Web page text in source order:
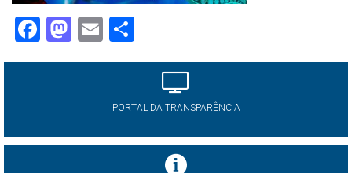
Facebook
Mastodon
Email
PORTAL DA TRANSPARÊNCIA